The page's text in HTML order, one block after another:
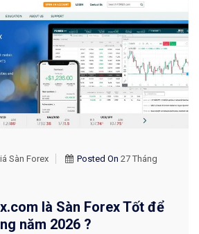
Sàn Forex Posted On 27 Tháng
là Sàn Forex Tốt để
năm 2026 ?